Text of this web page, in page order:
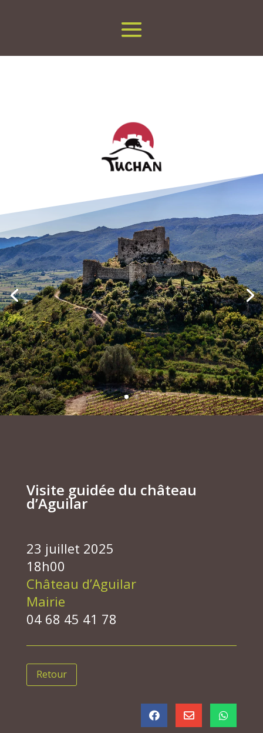
Visite guidée du château
d’Aguilar
23 juillet 2025
18h00
Château d’Aguilar
Mairie
04 68 45 41 78
Retour
  